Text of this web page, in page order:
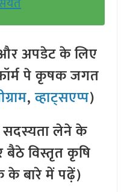
अपडेट के लिए
पे कृषक जगत
,व्हाट्सएप्प)
लेने के
विस्तृत कृषि
के बारे में पढ़ें)